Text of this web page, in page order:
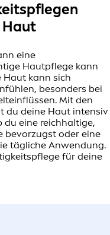
Haut
eine
Hautpflege kann
Haut kann sich
besonders bei
Mit den
du deine Haut intensiv
du eine reichhaltige,
bevorzugst oder eine
tägliche Anwendung.
für deine